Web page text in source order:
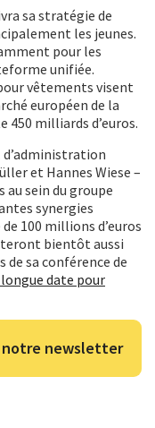
sa stratégie de
les jeunes.
pour les
unifiée.
vêtements visent
européen de la
450 milliards d’euros.
et Hannes Wiese –
sein du groupe
synergies
100 millions d’euros
bientôt aussi
de sa conférence de
date pour
notre newsletter